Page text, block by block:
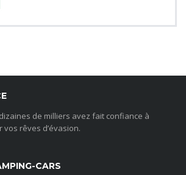
de milliers avez fait confiance à
rêves d’évasion.
CARS